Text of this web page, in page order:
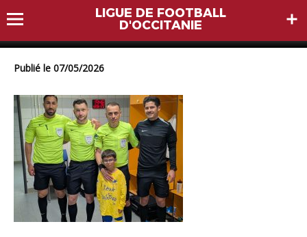
LIGUE DE FOOTBALL
D'OCCITANIE
1777902186114
Publié le 07/05/2026